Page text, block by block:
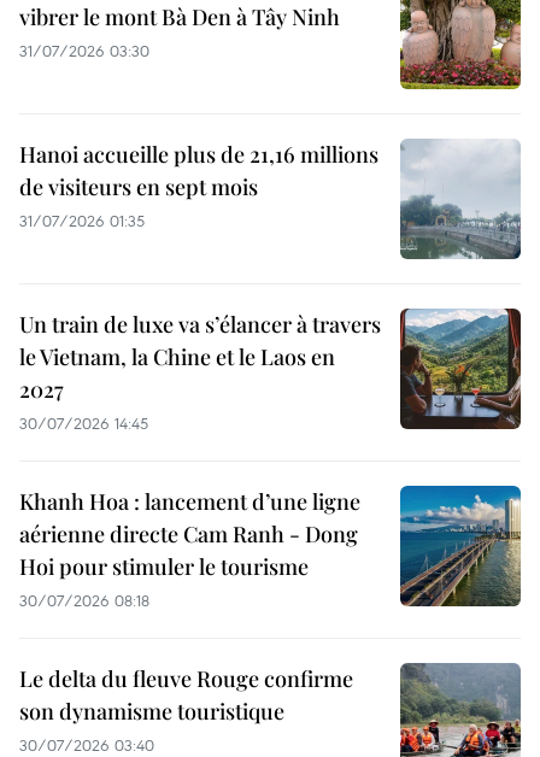
vibrer le mont Bà Den à Tây Ninh
31/07/2026 03:30
Hanoi accueille plus de 21,16 millions
de visiteurs en sept mois ​
31/07/2026 01:35
Un train de luxe va s’élancer à travers
le Vietnam, la Chine et le Laos en
2027
30/07/2026 14:45
Khanh Hoa : lancement d’une ligne
aérienne directe Cam Ranh - Dong
Hoi pour stimuler le tourisme
30/07/2026 08:18
Le delta du fleuve Rouge confirme
son dynamisme touristique
30/07/2026 03:40